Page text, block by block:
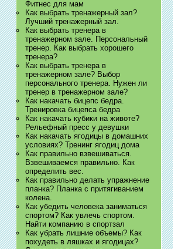
Фитнес для мам
Как выбрать тренажерный зал?
Лучший тренажерный зал.
Как выбрать тренера в
тренажерном зале. Персональный
тренер. Как выбрать хорошего
тренера?
Как выбрать тренера в
тренажерном зале? Выбор
персонального тренера. Нужен ли
тренер в тренажерном зале?
Как накачать бицепс бедра.
Тренировка бицепса бедра
Как накачать кубики на животе?
Рельефный пресс у девушки
Как накачать ягодицы в домашних
условиях? Тренинг ягодиц дома
Как правильно взвешиваться.
Взвешиваемся правильно. Как
определить вес.
Как правильно делать упражнение
планка? Планка с притягиванием
колена.
Как убедить человека заниматься
спортом? Как увлечь спортом.
Найти компанию в спортзал
Как убрать лишние объемы? Как
похудеть в ляшках и ягодицах?